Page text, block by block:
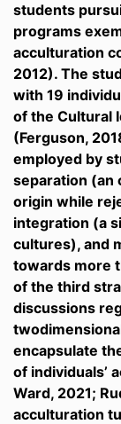
students
programs
acculturation
2012). The
with 19
of the Cultural
(Ferguson,
employed by
separation (an
origin while
integration (a
cultures), and
towards more
of the third
discussions
encapsulate
of individuals’
Ward, 2021;
acculturation